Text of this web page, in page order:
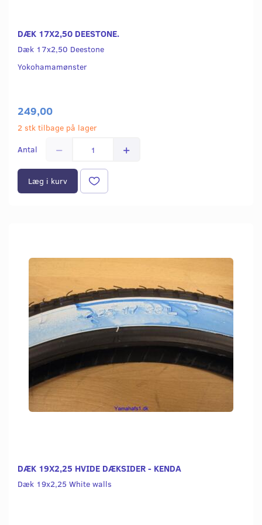
DÆK 17X2,50 DEESTONE.
Dæk 17x2,50 Deestone
Yokohamamønster
249,00
2 stk tilbage på lager
Antal
Læg i kurv
DÆK 19X2,25 HVIDE DÆKSIDER - KENDA
Dæk 19x2,25 White walls